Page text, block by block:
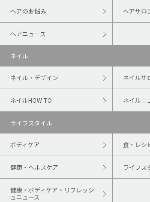
ヘアのお悩み ヘアサロ
ヘアニュース
ネイル
ネイル・デザイン ネイルサ
ネイルHOW TO ネイルニ
ライフスタイル
ボディケア 食・レシ
健康・ヘルスケア ライフス
健康・ボディケア・リフレッシ
ュニュース